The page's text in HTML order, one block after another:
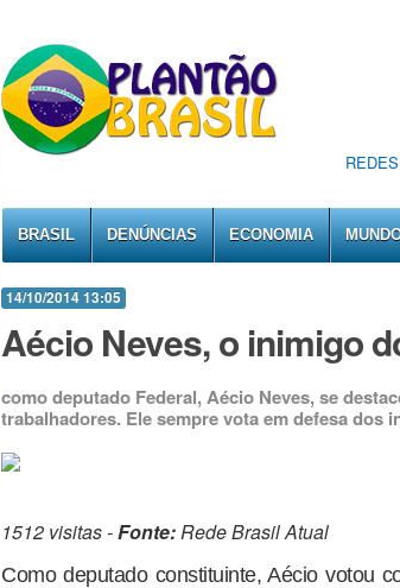
BRASIL DENÚNCIAS ECONOMIA
14/10/2014 13:05
Aécio Neves, o inimigo
como deputado Federal, Aécio Neves, se
trabalhadores. Ele sempre vota em defesa dos
1512 visitas -Fonte:Rede Brasil Atual
Como deputado constituinte, Aécio votou